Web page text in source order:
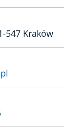
547 Kraków